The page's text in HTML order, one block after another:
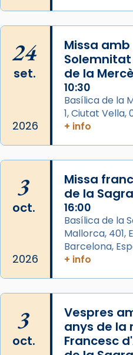
📸 Dr. G. Simón
Photo
View on Facebook ·
Arquebisbat de
Memòria de les
Semproniana,
Acompanyant la
partir de l’Edat
que les santes
Semproniana
eterna”) són deixebles
frare Joan Gaspar
que les santes són
Mataró en
les aconseguirà el
a la “Missa de les
Glòria”) fou
24
set.
2026
Missa
Solemnitat
de la Mercè
10:30
Basílica de la
1, Ciutat Vella,
+ info
3
oct.
2026
Missa
de la
16:00
Basílica de la
Mallorca, 401,
Barcelona,
+ info
3
oct.
Vespres
anys de la
Francesc